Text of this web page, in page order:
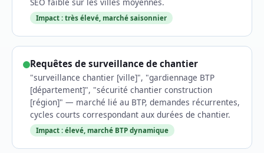
Impact : très élevé, marché saisonnier
Requêtes de surveillance de chantier
"surveillance chantier [ville]", "gardiennage BTP
[département]", "sécurité chantier construction
[région]" — marché lié au BTP, demandes récurrentes,
cycles courts correspondant aux durées de chantier.
Impact : élevé, marché BTP dynamique